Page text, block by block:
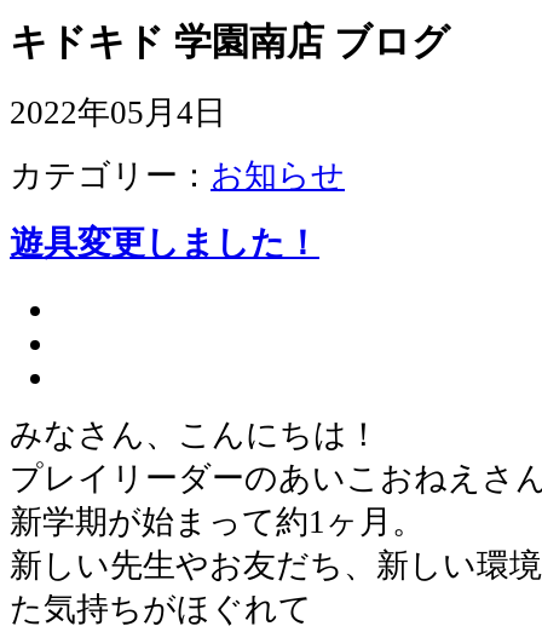
キドキド 学園南店 ブログ
2022年05月4日
カテゴリー： お知らせ
遊具変更しました！
みなさん、こんにちは！
プレイリーダーのあいこおねえさ
新学期が始まって約1ヶ月。
新しい先生やお友だち、新しい環
た気持ちがほぐれて